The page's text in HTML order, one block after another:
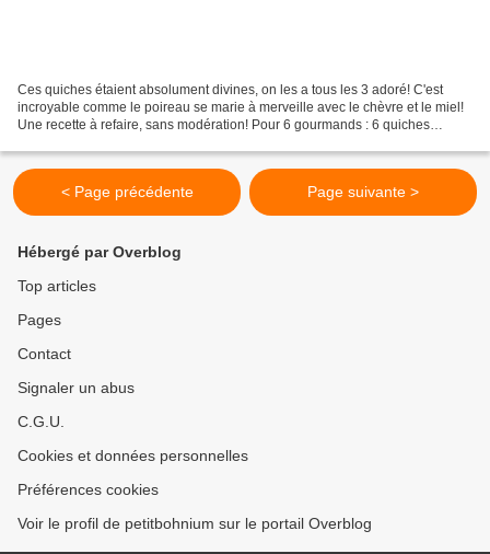
Ces quiches étaient absolument divines, on les a tous les 3 adoré! C'est
incroyable comme le poireau se marie à merveille avec le chèvre et le miel!
Une recette à refaire, sans modération! Pour 6 gourmands : 6 quiches
< Page précédente Page suivante >
Hébergé par Overblog
Top articles
Pages
Contact
Signaler un abus
C.G.U.
Cookies et données personnelles
Préférences cookies
Voir le profil de petitbohnium sur le portail Overblog